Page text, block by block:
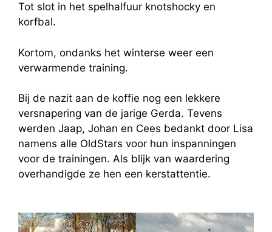
Tot slot in het spelhalfuur knotshocky en
korfbal.
Kortom, ondanks het winterse weer een
verwarmende training.
Bij de nazit aan de koffie nog een lekkere
versnapering van de jarige Gerda. Tevens
werden Jaap, Johan en Cees bedankt door Lisa
namens alle OldStars voor hun inspanningen
voor de trainingen. Als blijk van waardering
overhandigde ze hen een kerstattentie.